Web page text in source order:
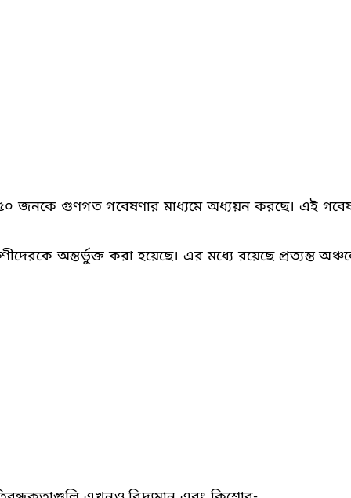
জনকে গুণগত গবেষণার মাধ্যমে অধ্যয়ন করছে। এই
অন্তর্ভুক্ত করা হয়েছে। এর মধ্যে রয়েছে প্রত্যন্ত